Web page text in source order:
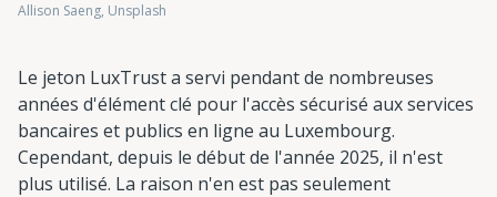
Allison Saeng, Unsplash
Le jeton LuxTrust a servi pendant de nombreuses
années d'élément clé pour l'accès sécurisé aux services
bancaires et publics en ligne au Luxembourg.
Cependant, depuis le début de l'année 2025, il n'est
plus utilisé. La raison n'en est pas seulement